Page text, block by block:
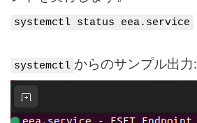
systemctl status eea.service
systemctl からのサンプル出力: